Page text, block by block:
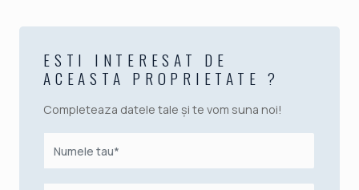
ESTI INTERESAT DE
ACEASTA PROPRIETATE ?
Completeaza datele tale și te vom suna noi!